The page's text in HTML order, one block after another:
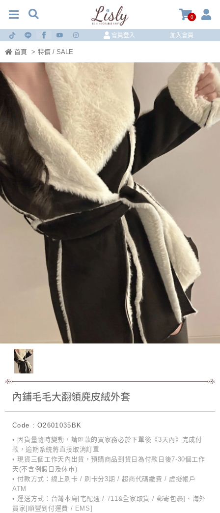
0
會員登入 加入會員
首頁 > 特價 / SALE
內鋪毛毛大翻領麂皮絨外套
Code : O2601035BK
• 因貨量隨時變動，請匯款的買家務必於下單後《3天內》完成付
款，逾期系統將直接取消訂單
• 現貨三個工作天內出貨，預購商品到貨日為付款日後7-30個工作
天(不含例假日及休市)
• 付款方式：線上刷卡 / 刷卡分3期 / 超商代碼繳費 / 虛擬帳戶
ATM
• 運送方式：台灣本島[宅配通 / 711&全家取貨 / 郵寄包裹]、海外
買家[順豐到付運費 / EMS]